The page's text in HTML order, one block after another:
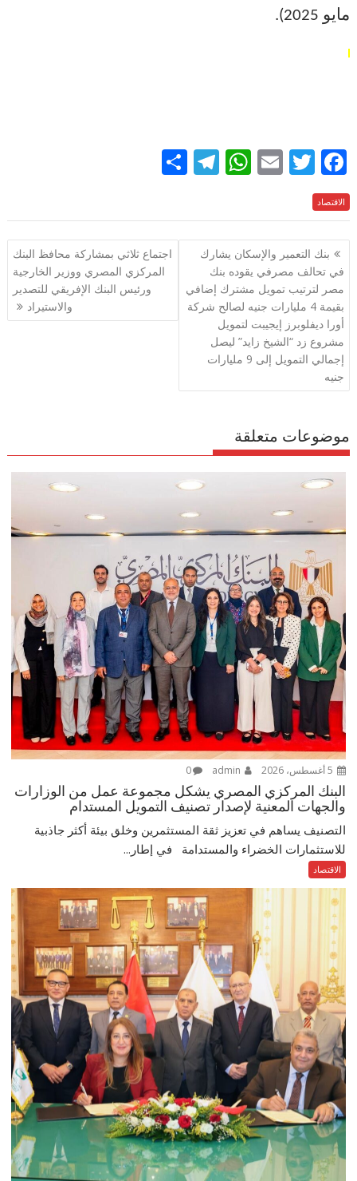
مايو 2025).
F
ac
e
b
o
o
k
T
itt
er
E
ai
l
W
at
s
A
p
p
T
e
gr
m
ar
e
الاقتصاد
تصفّح
المقالات
بنك التعمير والإسكان يشارك
في تحالف مصرفي يقوده بنك
مصر لترتيب تمويل مشترك إضافي
بقيمة 4 مليارات جنيه لصالح شركة
أورا ديفلوبرز إيجيبت لتمويل
مشروع زد “الشيخ زايد” ليصل
إجمالي التمويل إلى 9 مليارات
جنيه
اجتماع ثلاثي بمشاركة محافظ البنك
المركزي المصري ووزير الخارجية
ورئيس البنك الإفريقي للتصدير
والاستيراد
موضوعات متعلقة
0
البنك المركزي المصري يشكل مجموعة عمل من الوزارات
والجهات المعنية لإصدار تصنيف التمويل المستدام
التصنيف يساهم في تعزيز ثقة المستثمرين وخلق بيئة أكثر جاذبية
للاستثمارات الخضراء والمستدامة في إطار...
الاقتصاد